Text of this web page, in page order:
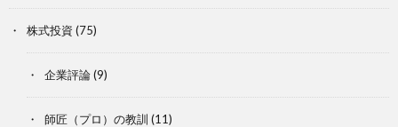
株式投資 (75)
企業評論(9)
師匠（プロ）の教訓 (11)